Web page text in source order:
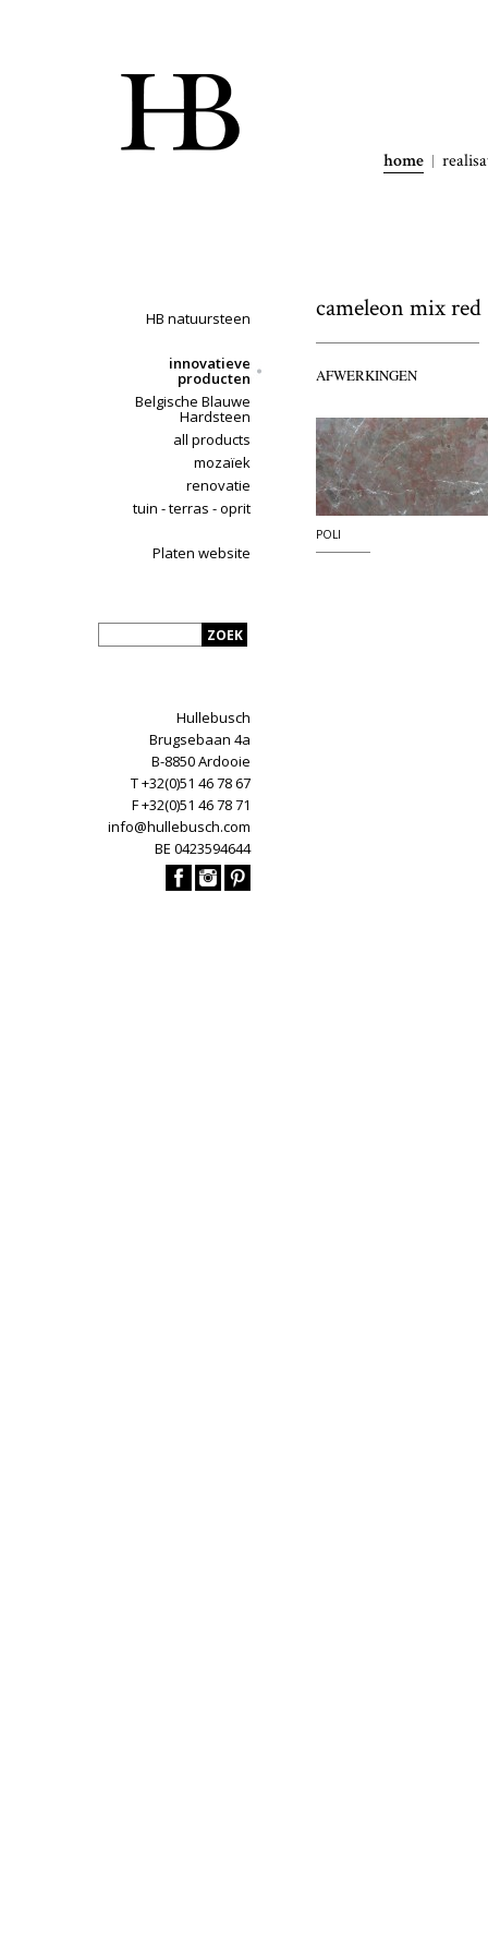
home
HB natuursteen
innovatieve
producten
Belgische Blauwe
Hardsteen
all products
mozaïek
renovatie
tuin - terras - oprit
Platen website
Hullebusch
Brugsebaan 4a
B-8850 Ardooie
T +32(0)51 46 78 67
F +32(0)51 46 78 71
info@hullebusch.com
BE 0423594644
cameleon mix red
AFWERKINGEN
POLI